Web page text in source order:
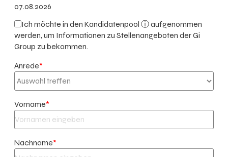
07.08.2026
Ich möchte in denKandidatenpool ⓘaufgenommen
werden, um Informationen zu Stellenangeboten der Gi
Group zu bekommen.
Anrede*
Vorname*
Nachname*